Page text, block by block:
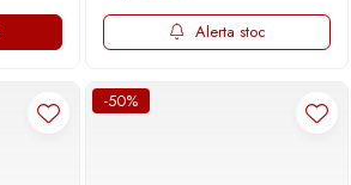
Alerta stoc
-50%